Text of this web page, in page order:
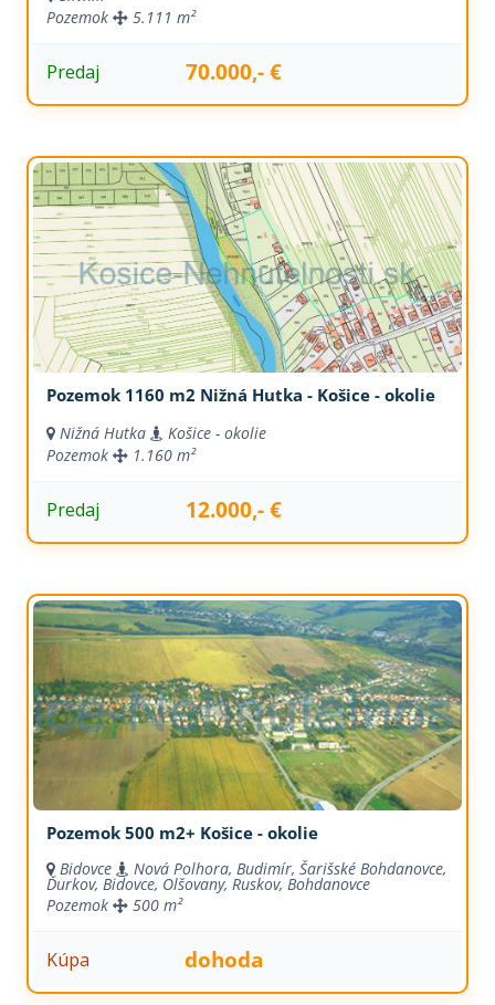
Pozemok
5.111 m²
Predaj 70.000,- €
Pozemok 1160 m2 Nižná Hutka - Košice - okolie
Nižná Hutka
Košice - okolie
Pozemok
1.160 m²
Predaj 12.000,- €
Pozemok 500 m2+ Košice - okolie
Bidovce Nová Polhora, Budimír, Šarišské Bohdanovce,
Ďurkov, Bidovce, Olšovany, Ruskov, Bohdanovce
Pozemok
500 m²
Kúpa dohoda